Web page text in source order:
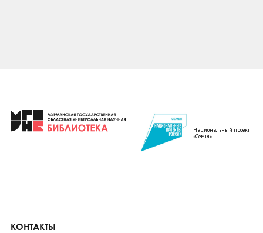
Национальный проект
«Семья»
КОНТАКТЫ